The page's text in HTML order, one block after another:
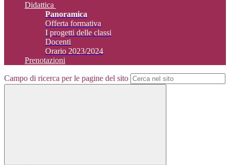
Didattica
Panoramica
Offerta formativa
I progetti delle classi
Docenti
Orario 2023/2024
Prenotazioni
Campo di ricerca per le pagine del sito